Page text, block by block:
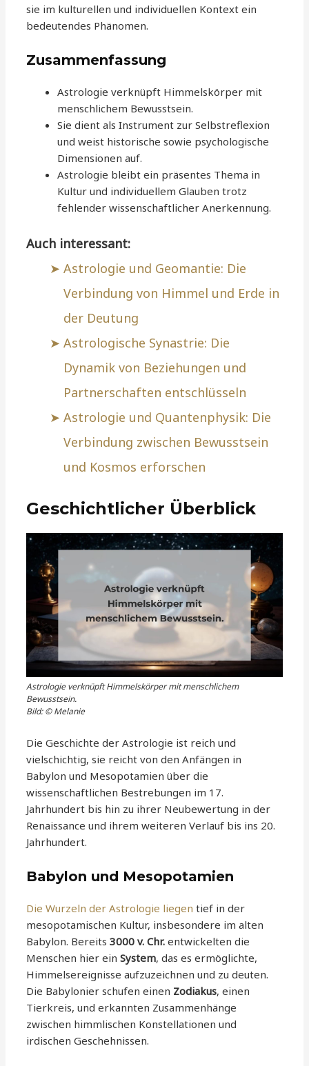
sie im kulturellen und individuellen Kontext ein
bedeutendes Phänomen.
Zusammenfassung
Astrologie verknüpft Himmelskörper mit
menschlichem Bewusstsein.
Sie dient als Instrument zur Selbstreflexion
und weist historische sowie psychologische
Dimensionen auf.
Astrologie bleibt ein präsentes Thema in
Kultur und individuellem Glauben trotz
fehlender wissenschaftlicher Anerkennung.
Auch interessant:
Astrologie und Geomantie: Die
Verbindung von Himmel und Erde in
der Deutung
Astrologische Synastrie: Die
Dynamik von Beziehungen und
Partnerschaften entschlüsseln
Astrologie und Quantenphysik: Die
Verbindung zwischen Bewusstsein
und Kosmos erforschen
Geschichtlicher Überblick
Astrologie verknüpft Himmelskörper mit menschlichem
Bewusstsein.
Bild: © Melanie
Die Geschichte der Astrologie ist reich und
vielschichtig, sie reicht von den Anfängen in
Babylon und Mesopotamien über die
wissenschaftlichen Bestrebungen im 17.
Jahrhundert bis hin zu ihrer Neubewertung in der
Renaissance und ihrem weiteren Verlauf bis ins 20.
Jahrhundert.
Babylon und Mesopotamien
Die Wurzeln der Astrologie liegen tief in der
mesopotamischen Kultur, insbesondere im alten
Babylon. Bereits3000 v. Chr. entwickelten die
Menschen hier einSystem, das es ermöglichte,
Himmelsereignisse aufzuzeichnen und zu deuten.
Die Babylonier schufen einen Zodiakus, einen
Tierkreis, und erkannten Zusammenhänge
zwischen himmlischen Konstellationen und
irdischen Geschehnissen.